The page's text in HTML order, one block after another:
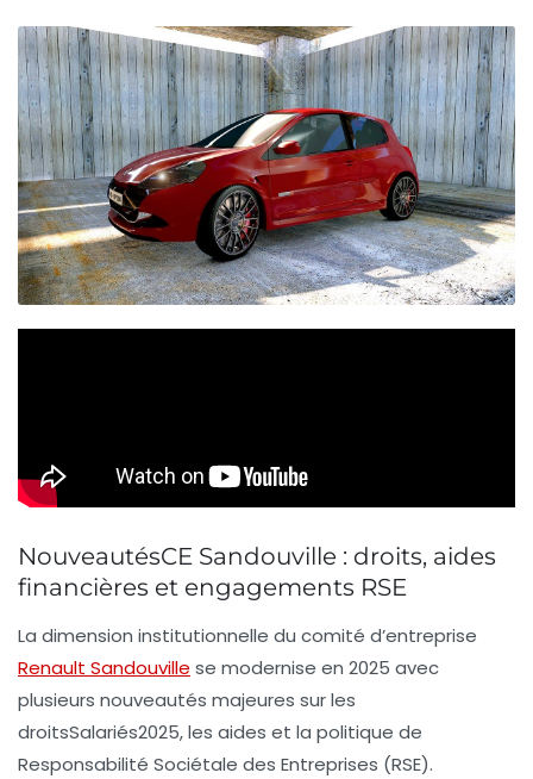
NouveautésCE Sandouville : droits, aides
financières et engagements RSE
La dimension institutionnelle du comité d’entreprise
Renault Sandouville se modernise en 2025 avec
plusieurs nouveautés majeures sur les
droitsSalariés2025, les aides et la politique de
Responsabilité Sociétale des Entreprises (RSE).